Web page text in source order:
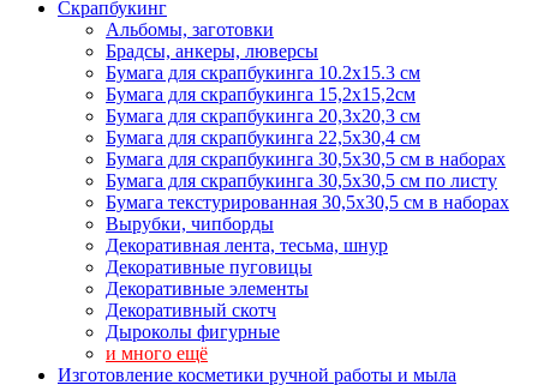
Скрапбукинг
Альбомы, заготовки
Брадсы, анкеры, люверсы
Бумага для скрапбукинга 10.2х15.3 см
Бумага для скрапбукинга 15,2х15,2см
Бумага для скрапбукинга 20,3х20,3 см
Бумага для скрапбукинга 22,5х30,4 см
Бумага для скрапбукинга 30,5х30,5 см в наборах
Бумага для скрапбукинга 30,5х30,5 см по листу
Бумага текстурированная 30,5х30,5 см в наборах
Вырубки, чипборды
Декоративная лента, тесьма, шнур
Декоративные пуговицы
Декоративные элементы
Декоративный скотч
Дыроколы фигурные
и много ещё
Изготовление косметики ручной работы и мыла